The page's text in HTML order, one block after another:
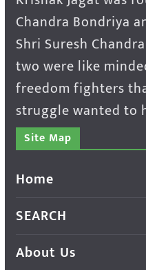
Chandra Bondriya
Shri Suresh
two were like
freedom fighters
struggle wanted to
Site Map
Home
SEARCH
About Us